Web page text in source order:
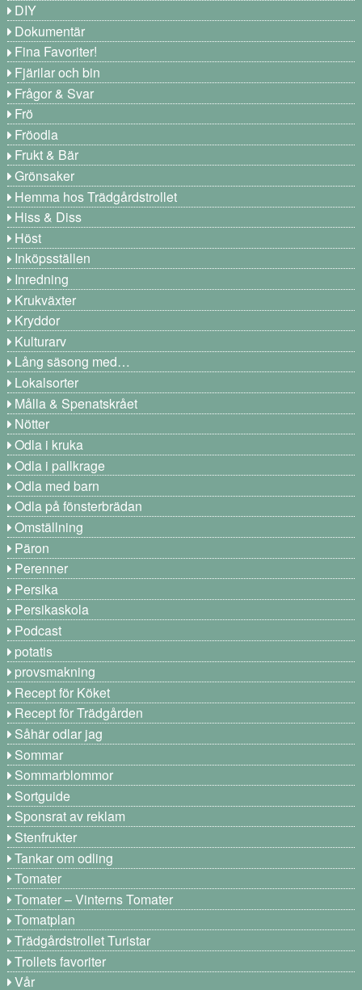
DIY
Dokumentär
Fina Favoriter!
Fjärilar och bin
Frågor & Svar
Frö
Fröodla
Frukt & Bär
Grönsaker
Hemma hos Trädgårdstrollet
Hiss & Diss
Höst
Inköpsställen
Inredning
Krukväxter
Kryddor
Kulturarv
Lång säsong med…
Lokalsorter
Målla & Spenatskrået
Nötter
Odla i kruka
Odla i pallkrage
Odla med barn
Odla på fönsterbrädan
Omställning
Päron
Perenner
Persika
Persikaskola
Podcast
potatis
provsmakning
Recept för Köket
Recept för Trädgården
Såhär odlar jag
Sommar
Sommarblommor
Sortguide
Sponsrat av reklam
Stenfrukter
Tankar om odling
Tomater
Tomater – Vinterns Tomater
Tomatplan
Trädgårdstrollet Turistar
Trollets favoriter
Vår